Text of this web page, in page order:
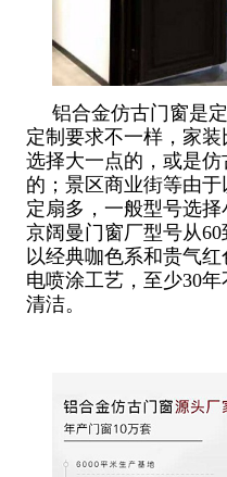
铝合金仿古门窗是
定制要求不一样，家
选择大一点的，或是
的；景区商业街等由
定扇多，一般型号选
京阔曼门窗厂型号从
以经典咖色系和贵气
电喷涂工艺，至少30
清洁。